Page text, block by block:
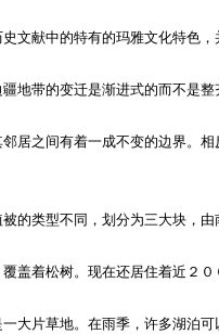
献中的特有的玛雅文化特色，
带的变迁是渐进式的而不是整
之间有着一成不变的边界。
类型不同，划分为三大块，由
着松树。现在还居住着近２０
片草地。在雨季，许多湖泊